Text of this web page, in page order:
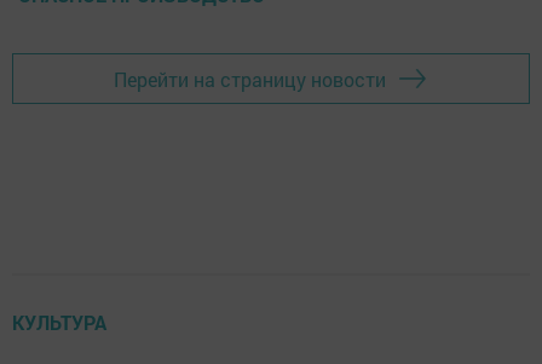
Перейти на страницу новости
КУЛЬТУРА